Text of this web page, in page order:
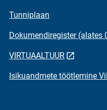
Tunniplaan
Dokumendiregister (alates
VIRTUAALTUUR
Isikuandmete töötlemine